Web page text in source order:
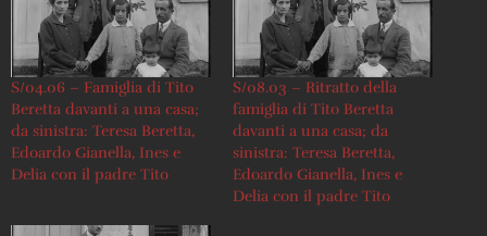
S/04.06 – Famiglia di Tito
Beretta davanti a una casa;
da sinistra: Teresa Beretta,
Edoardo Gianella, Ines e
Delia con il padre Tito
S/08.03 – Ritratto della
famiglia di Tito Beretta
davanti a una casa; da
sinistra: Teresa Beretta,
Edoardo Gianella, Ines e
Delia con il padre Tito